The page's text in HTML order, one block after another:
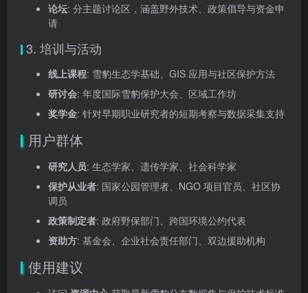
论坛: 分主题讨论区，涵盖野外技术、政策倡导与资金申
请
3. 培训与活动
线上课程: 雪豹生态学基础、GIS 应用与社区保护方法
研讨会: 年度国际雪豹保护大会、区域工作坊
奖学金: 针对早期职业研究者的短期考察与数据采集支持
用户群体
研究人员: 生态学家、遗传学家、社会科学家
保护从业者: 国家公园管理者、NGO 项目官员、社区协
调员
政策制定者: 政府野保部门、跨国环境公约代表
资助方: 基金会、企业社会责任部门、双边援助机构
使用建议